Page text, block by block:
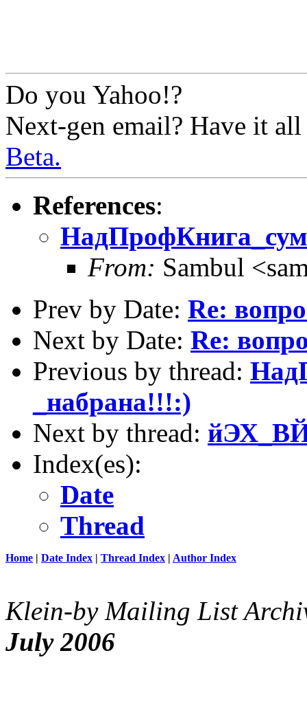
Do you Yahoo!?
Next-gen email? Have it
Beta.
References:
From: Sambul
Prev by Date: Re:
Next by Date: Re:
Previous by thread:
_набрана!!!:)
Next by thread:
Index(es):
Date
Thread
Home | Date Index | Thread Index | Author Index
Klein-by Mailing List
July 2006